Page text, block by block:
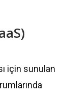
için sunulan